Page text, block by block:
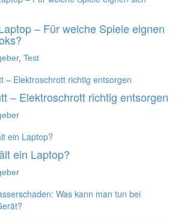
– Für welche Spiele eignen
, Test
– Elektroschrott richtig entsorgen
ein Laptop?